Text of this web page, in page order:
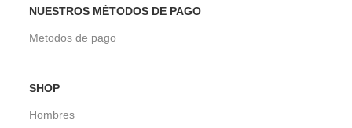
NUESTROS MÉTODOS DE PAGO
Metodos de pago
SHOP
Hombres